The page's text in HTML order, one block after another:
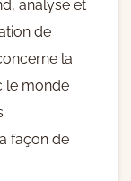
analyse et
de
la
le monde
façon de